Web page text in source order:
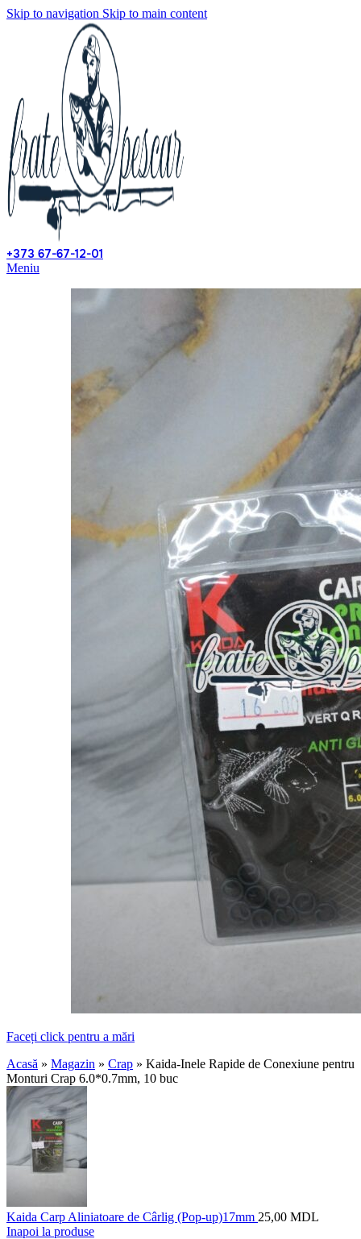
Skip to navigation Skip to main content
+373 67-67-12-01
Meniu
Faceți click pentru a mări
Acasă » Magazin » Crap » Kaida-Inele Rapide de Conexiune pentru
Monturi Crap 6.0*0.7mm, 10 buc
Kaida Carp Aliniatoare de Cârlig (Pop-up)17mm 25,00 MDL
Inapoi la produse